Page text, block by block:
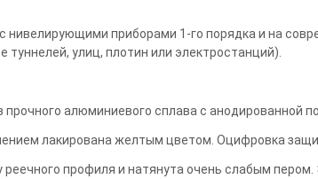
нивелирующими приборами 1-го порядка и на
туннелей, улиц, плотин или электростанций).
прочного алюминиевого сплава с анодированной
лакирована желтым цветом. Оцифровка
реечного профиля и натянута очень слабым